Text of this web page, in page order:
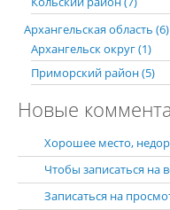
Архангельская область (6)
Архангельск округ (1)
Приморский район (5)
Новые
Хорошее место,
Чтобы записаться на
Записаться на